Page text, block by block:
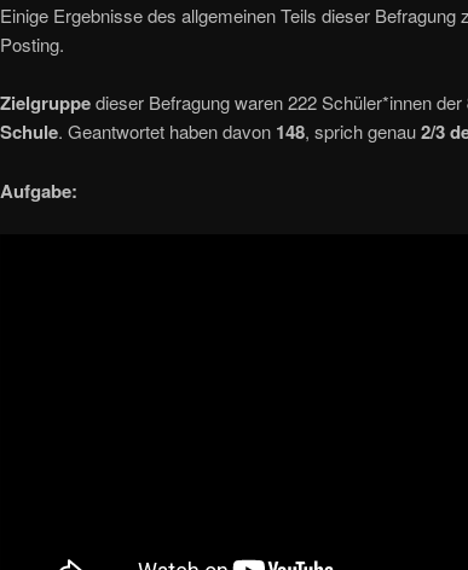
Einige Ergebnisse des allgemeinen Teils dieser Befragung
Posting.
Zielgruppedieser Befragung waren 222 Schüler*innen der
Schule. Geantwortet haben davon 148, sprich genau2/3
Aufgabe: